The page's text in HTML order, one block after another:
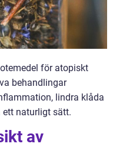
för atopiskt
behandlingar
lindra klåda
naturligt sätt.
av